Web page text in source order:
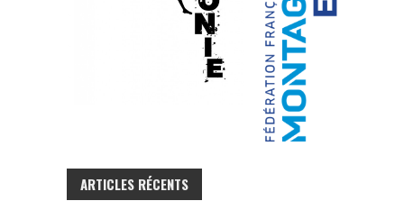
ARTICLES RÉCENTS